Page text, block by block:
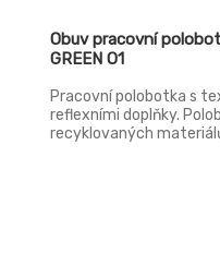
Obuv pracovní
GREEN O1
Pracovní polobotka s
reflexními doplňky.
recyklovaných
free (bez kovových
svršek z